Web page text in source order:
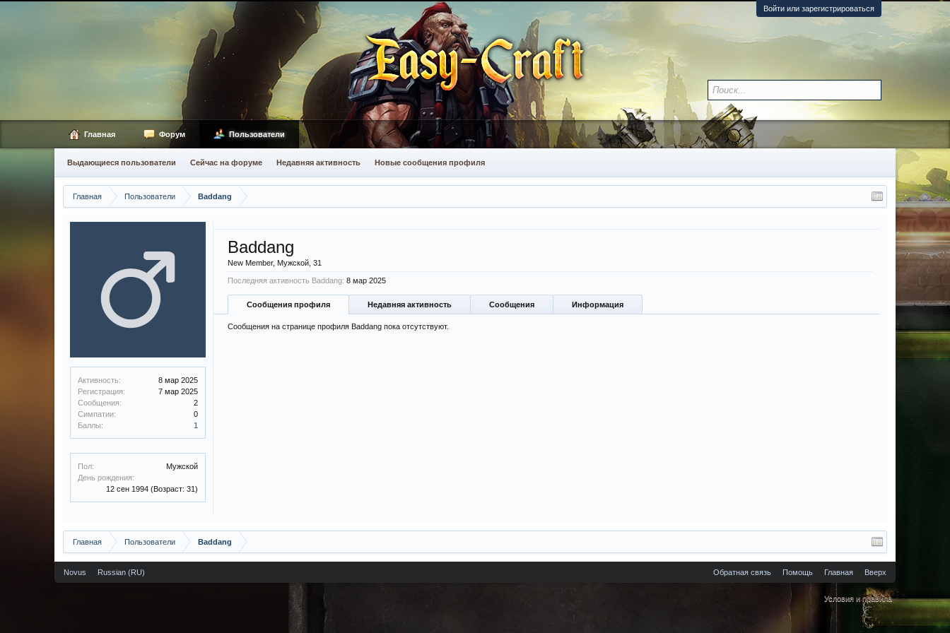
Войти или зарегистрироваться
Главная Пользователи Baddang
Активность:
8 мар 2025
Регистрация:
7 мар 2025
Сообщения:
2
Симпатии:
0
Баллы:
1
Пол:
Мужской
День рождения:
12 сен 1994 (Возраст: 31)
Baddang
New Member, Мужской, 31
Последняя активность Baddang: 8 мар 2025
Сообщения профиля Недавняя активность Сообщения Информация
Сообщения на странице профиля Baddang пока отсутствуют.
Главная Пользователи Baddang
Главная Форум Пользователи
Выдающиеся пользователи Сейчас на форуме Недавняя активность Новые сообщения профиля
Novus Russian (RU) Обратная связь Помощь Главная Вверх
Условия и правила